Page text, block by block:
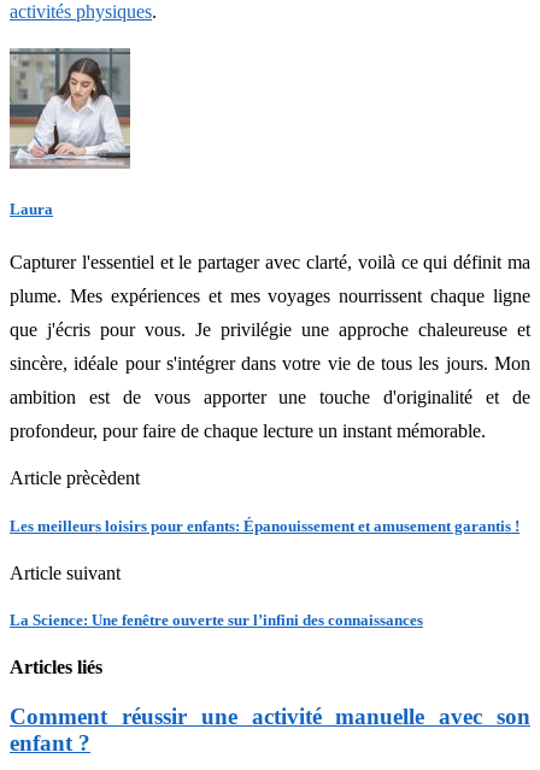
activités physiques.
Laura
Capturer l'essentiel et le partager avec clarté, voilà ce qui définit ma
plume. Mes expériences et mes voyages nourrissent chaque ligne
que j'écris pour vous. Je privilégie une approche chaleureuse et
sincère, idéale pour s'intégrer dans votre vie de tous les jours. Mon
ambition est de vous apporter une touche d'originalité et de
profondeur, pour faire de chaque lecture un instant mémorable.
Article prècèdent
Les meilleurs loisirs pour enfants: Épanouissement et amusement garantis !
Article suivant
La Science: Une fenêtre ouverte sur l’infini des connaissances
Articles liés
Comment réussir une activité manuelle avec son
enfant ?